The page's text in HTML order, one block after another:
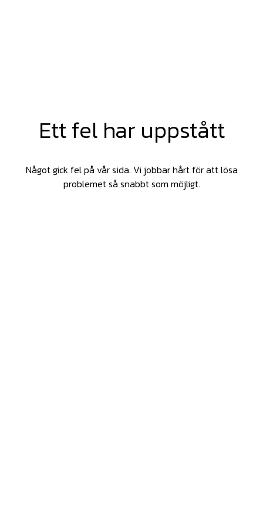
Ett fel har uppstått
Något gick fel på vår sida. Vi jobbar hårt för att lösa
problemet så snabbt som möjligt.